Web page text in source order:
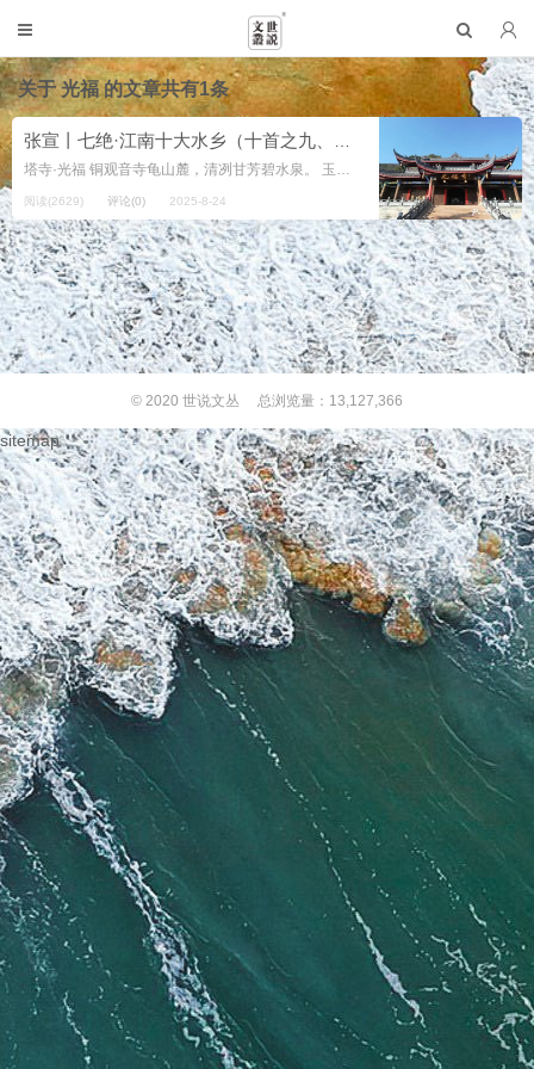
关于光福的文章共有1条
塔寺·光福 铜观音寺龟山麓，清冽甘芳碧水泉。 玉宇赏梅香雪海，司徒古柏越千年。 腊味·安昌 临河...
阅读(2629) 评论(0) 2025-8-24
© 2020 世说文丛 总浏览量：13,127,366
sitemap